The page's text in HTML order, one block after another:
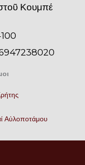
Κουμπέ
Αὐλοποτάμου